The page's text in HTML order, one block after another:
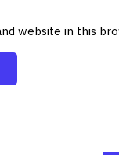
website in this